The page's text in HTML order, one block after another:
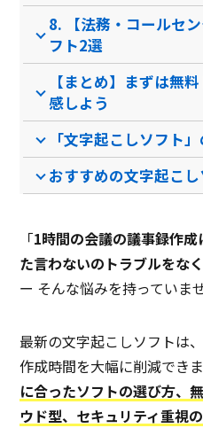
サポート 電話 / メー
8. 【法務・コールセ
フト2選
【まとめ】まずは無
感しよう
「文字起こしソフト
おすすめの文字起こ
「1時間の会議の議事録作
た言わないのトラブルをな
ー そんな悩みを持っていま
最新の文字起こしソフトは
作成時間を大幅に削減でき
に合ったソフトの選び方、
ウド型、セキュリティ重視